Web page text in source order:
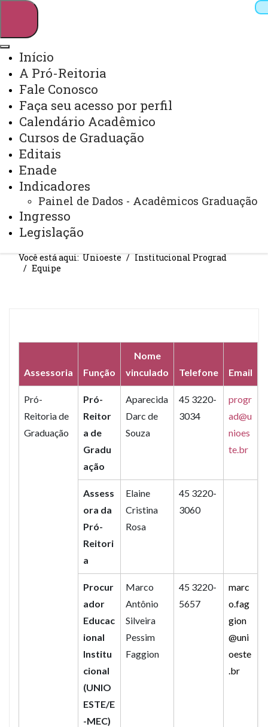
Webmail Sistemas
Telefones
Arquivo Virtual
Início
A Pró-Reitoria
Fale Conosco
Faça seu acesso por perfil
Calendário Acadêmico
Cursos de Graduação
Editais
Enade
Indicadores
Painel de Dados - Acadêmicos Graduação
Ingresso
Legislação
EQUIPE
Você está aqui: Unioeste
Institucional Prograd
Equipe
Assessoria Função
Nome
vinculado
Telefone Email
Pró-
Reitoria de
Graduação
Pró-
Reitor
a de
Gradu
ação
Aparecida
Darc de
Souza
45 3220-
3034
progr
ad@u
nioes
te.br
Assess
ora da
Pró-
Reitori
a
Elaine
Cristina
Rosa
45 3220-
3060
Procur
ador
Educac
ional
Institu
cional
(UNIO
ESTE/E
-MEC)
Marco
Antônio
Silveira
Pessim
Faggion
45 3220-
5657
marc
o.fag
gion
@uni
oeste
.br